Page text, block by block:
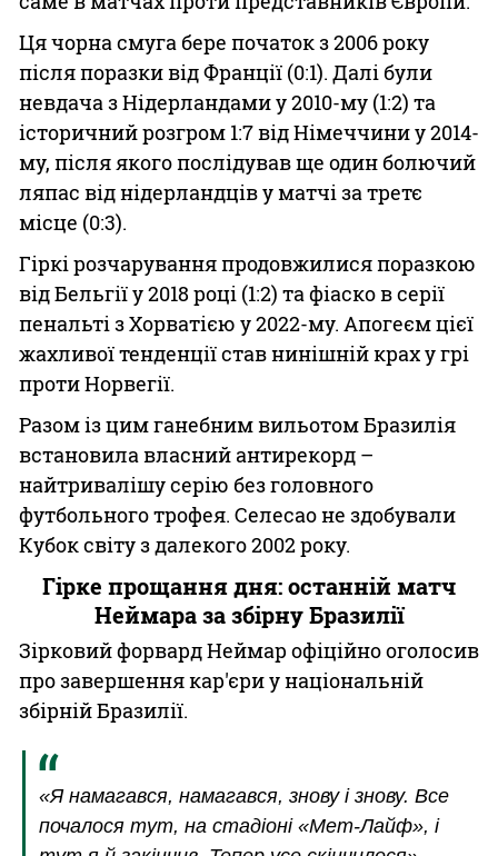
Ця чорна смуга бере початок з 2006 року
після поразки від Франції (0:1). Далі були
невдача з Нідерландами у 2010-му (1:2) та
історичний розгром 1:7 від Німеччини у 2014-
му, після якого послідував ще один болючий
ляпас від нідерландців у матчі за третє
місце (0:3).
Гіркі розчарування продовжилися поразкою
від Бельгії у 2018 році (1:2) та фіаско в серії
пенальті з Хорватією у 2022-му. Апогеєм цієї
жахливої тенденції став нинішній крах у грі
проти Норвегії.
Разом із цим ганебним вильотом Бразилія
встановила власний антирекорд –
найтривалішу серію без головного
футбольного трофея. Селесао не здобували
Кубок світу з далекого 2002 року.
Гірке прощання дня: останній матч
Неймара за збірну Бразилії
Зірковий форвард Неймар офіційно оголосив
про завершення кар'єри у національній
збірній Бразилії.
«Я намагався, намагався, знову і знову. Все
почалося тут, на стадіоні «Мет-Лайф», і